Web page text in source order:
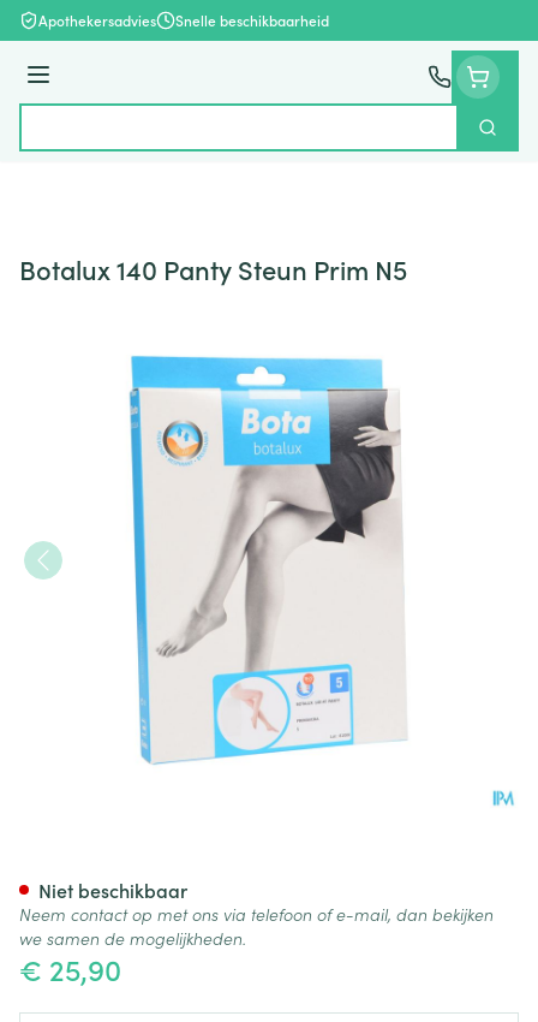
Ga naar de inhoud
Apothekersadvies Snelle beschikbaarheid
Menu
Zoek
Botalux 140 Panty Steun Prim N5
€ 25,90
Niet beschikbaar
Neem contact op met ons via telefoon of e-mail, dan bekijken
we samen de mogelijkheden.